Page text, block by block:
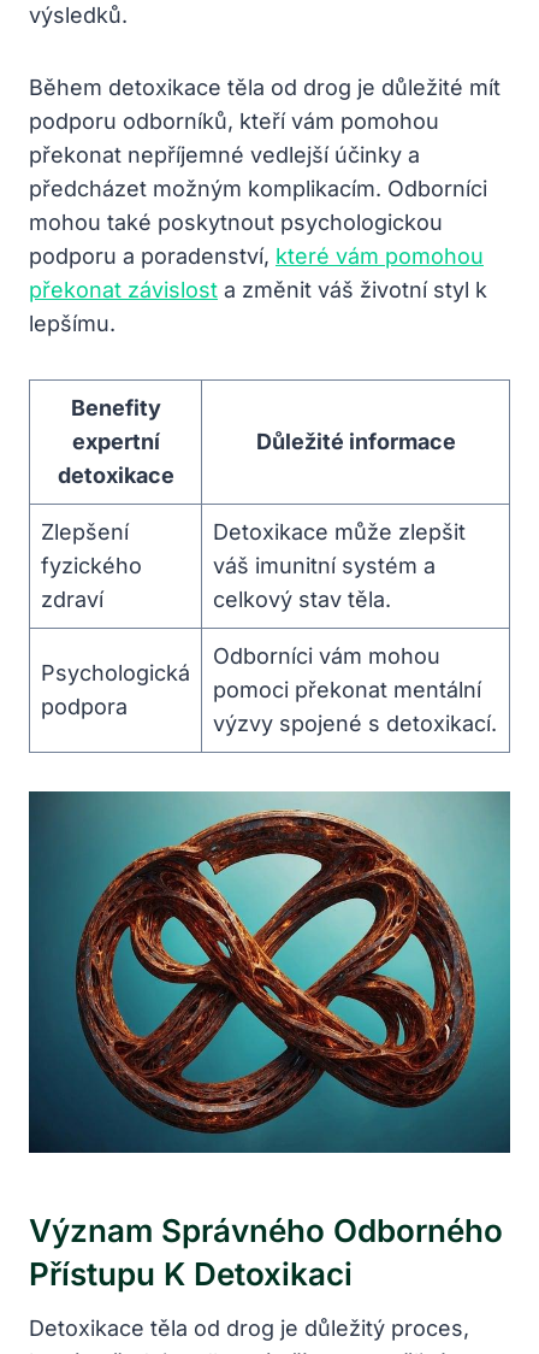
výsledků.
Během detoxikace těla od drog je důležité mít
podporu odborníků, kteří vám pomohou
překonat nepříjemné vedlejší účinky a
předcházet možným komplikacím. Odborníci
mohou také poskytnout psychologickou
podporu a poradenství, které vám pomohou
překonat závislost a změnit váš životní styl k
lepšímu.
Benefity
expertní
detoxikace
Důležité informace
Zlepšení
fyzického
zdraví
Detoxikace může zlepšit
váš imunitní systém a
celkový stav těla.
Psychologická
podpora
Odborníci vám mohou
pomoci překonat mentální
výzvy spojené s detoxikací.
Význam Správného Odborného
Přístupu K Detoxikaci
Detoxikace těla od drog je důležitý proces,